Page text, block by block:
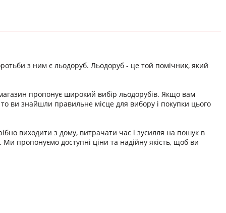
з ним є льодоруб. Льодоруб - це той помічник, який
пропонує широкий вибір льодорубів. Якщо вам
ви знайшли правильне місце для вибору і покупки цього
виходити з дому, витрачати час і зусилля на пошук в
пропонуємо доступні ціни та надійну якість, щоб ви